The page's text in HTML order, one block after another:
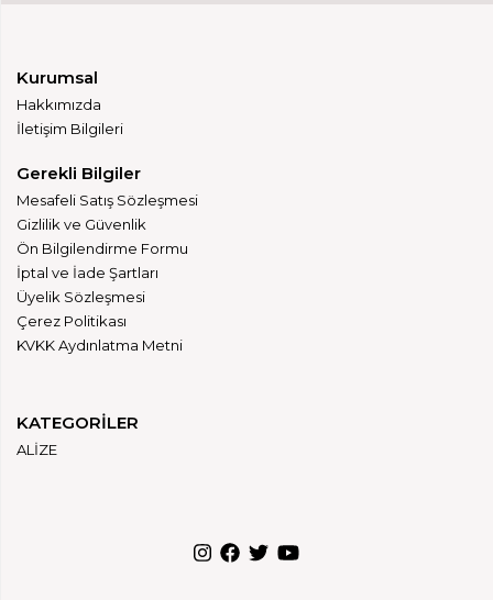
Kurumsal
Hakkımızda
İletişim Bilgileri
Gerekli Bilgiler
Mesafeli Satış Sözleşmesi
Gizlilik ve Güvenlik
Ön Bilgilendirme Formu
İptal ve İade Şartları
Üyelik Sözleşmesi
Çerez Politikası
KVKK Aydınlatma Metni
KATEGORİLER
ALİZE